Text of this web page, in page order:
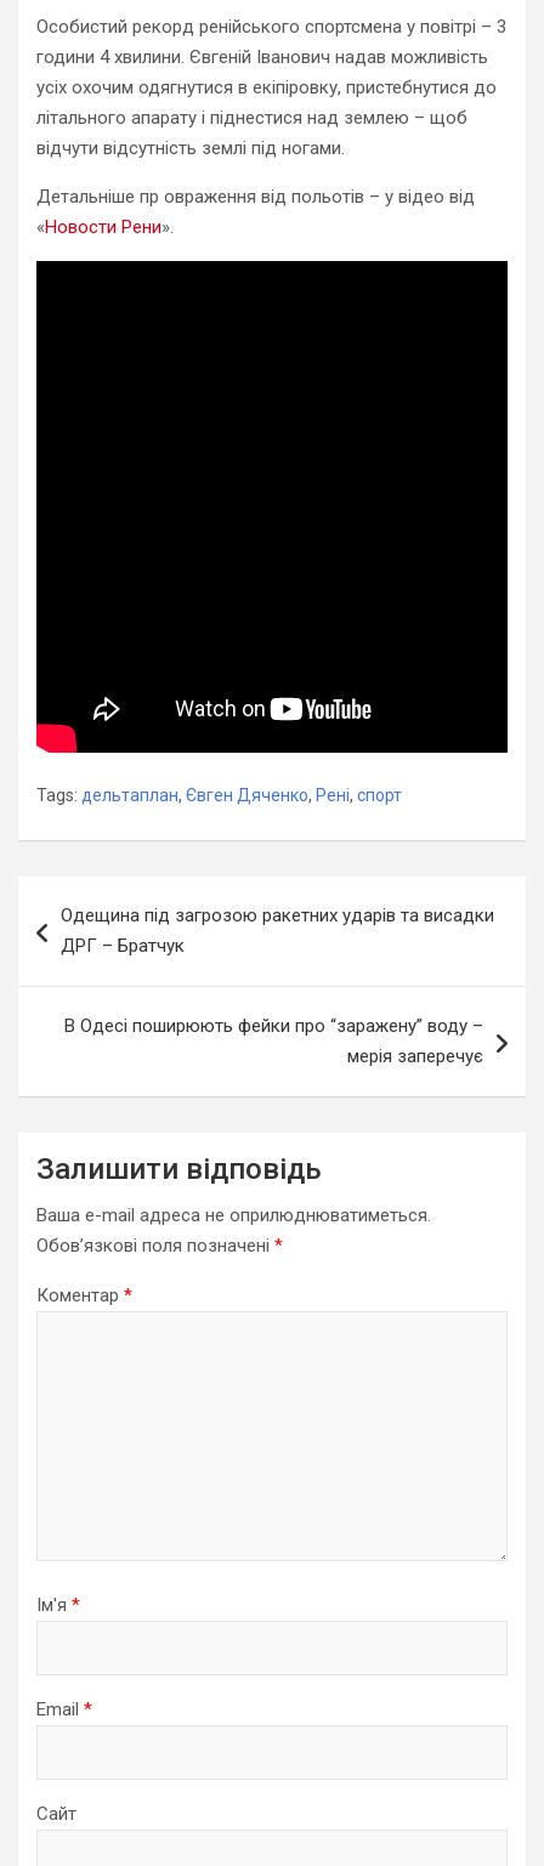
Особистий рекорд ренійського спортсмена у повітрі – 3
години 4 хвилини. Євгеній Іванович надав можливість
усіх охочим одягнутися в екіпіровку, пристебнутися до
літального апарату і піднестися над землею – щоб
відчути відсутність землі під ногами.
Детальніше пр овраження від польотів – у відео від
«Новости Рени».
Tags: дельтаплан, Євген Дяченко, Рені, спорт
записів
Одещина під загрозою ракетних ударів та висадки
ДРГ – Братчук
В Одесі поширюють фейки про “заражену” воду –
мерія заперечує
Залишити відповідь
Ваша e-mail адреса не оприлюднюватиметься.
Обов’язкові поля позначені *
Коментар *
Ім'я *
Email *
Сайт